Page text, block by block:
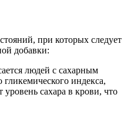
при которых следует
добавки:
людей с сахарным
индекса,
сахара в крови, что